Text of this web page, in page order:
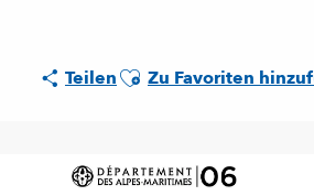
TeilenAjouter aux favoris
Zu Favoriten